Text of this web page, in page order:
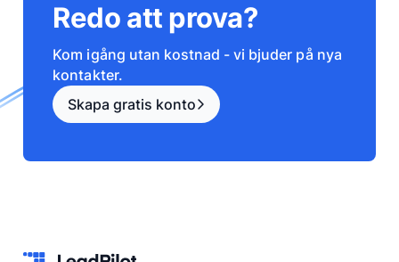
Redo att prova?
Kom igång utan kostnad - vi bjuder på nya
kontakter.
Skapa gratis konto